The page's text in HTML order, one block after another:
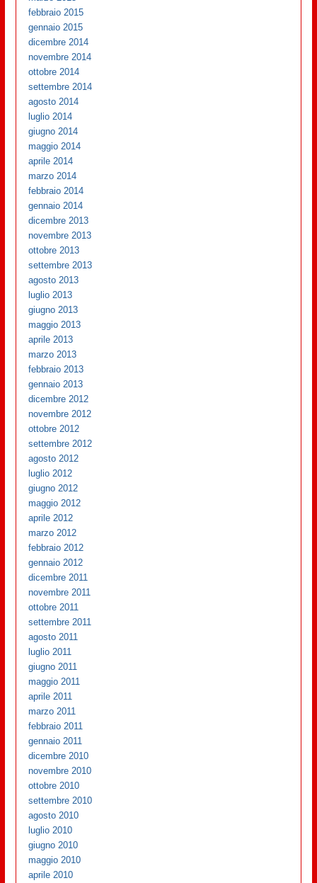
febbraio 2015
gennaio 2015
dicembre 2014
novembre 2014
ottobre 2014
settembre 2014
agosto 2014
luglio 2014
giugno 2014
maggio 2014
aprile 2014
marzo 2014
febbraio 2014
gennaio 2014
dicembre 2013
novembre 2013
ottobre 2013
settembre 2013
agosto 2013
luglio 2013
giugno 2013
maggio 2013
aprile 2013
marzo 2013
febbraio 2013
gennaio 2013
dicembre 2012
novembre 2012
ottobre 2012
settembre 2012
agosto 2012
luglio 2012
giugno 2012
maggio 2012
aprile 2012
marzo 2012
febbraio 2012
gennaio 2012
dicembre 2011
novembre 2011
ottobre 2011
settembre 2011
agosto 2011
luglio 2011
giugno 2011
maggio 2011
aprile 2011
marzo 2011
febbraio 2011
gennaio 2011
dicembre 2010
novembre 2010
ottobre 2010
settembre 2010
agosto 2010
luglio 2010
giugno 2010
maggio 2010
aprile 2010